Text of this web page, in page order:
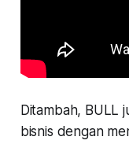
Ditambah, BULL
bisnis dengan